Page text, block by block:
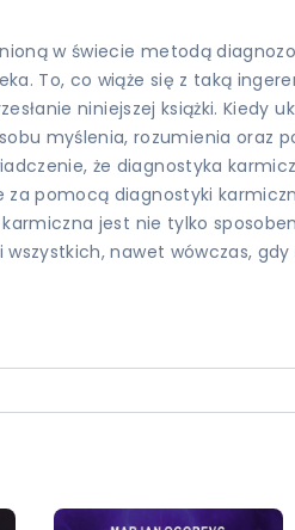
w świecie metodą
To, co wiąże się z taką
niniejszej książki. Kiedy
myślenia, rozumienia oraz
że diagnostyka
pomocą diagnostyki
jest nie tylko
nawet wówczas,